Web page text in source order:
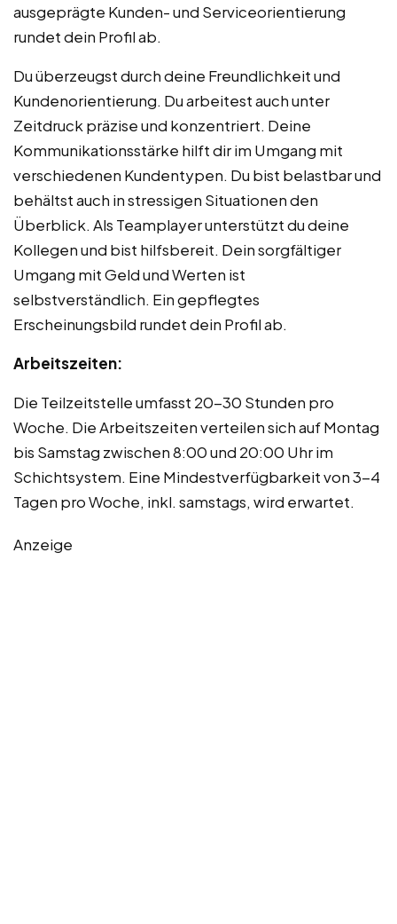
ausgeprägte Kunden- und Serviceorientierung
rundet dein Profil ab.
Du überzeugst durch deine Freundlichkeit und
Kundenorientierung. Du arbeitest auch unter
Zeitdruck präzise und konzentriert. Deine
Kommunikationsstärke hilft dir im Umgang mit
verschiedenen Kundentypen. Du bist belastbar und
behältst auch in stressigen Situationen den
Überblick. Als Teamplayer unterstützt du deine
Kollegen und bist hilfsbereit. Dein sorgfältiger
Umgang mit Geld und Werten ist
selbstverständlich. Ein gepflegtes
Erscheinungsbild rundet dein Profil ab.
Arbeitszeiten:
Die Teilzeitstelle umfasst 20-30 Stunden pro
Woche. Die Arbeitszeiten verteilen sich auf Montag
bis Samstag zwischen 8:00 und 20:00 Uhr im
Schichtsystem. Eine Mindestverfügbarkeit von 3-4
Tagen pro Woche, inkl. samstags, wird erwartet.
Anzeige